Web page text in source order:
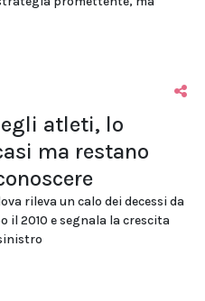
atleti, lo
ma restano
rileva un calo dei decessi da
2010 e segnala la crescita